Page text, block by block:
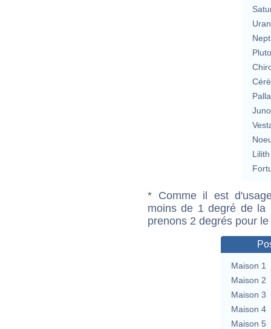
Lilith
* Comme il est
moins de 1 degré de la
prenons 2 degrés pour
Maison 1
Maison 2
Maison 3
Maison 4
Maison 5